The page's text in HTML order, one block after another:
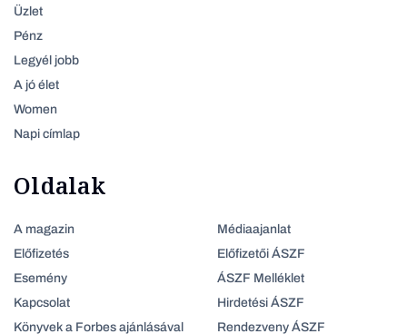
Üzlet
Pénz
Legyél jobb
A jó élet
Women
Napi címlap
Oldalak
A magazin
Előfizetés
Esemény
Kapcsolat
Könyvek a Forbes ajánlásával
Médiaajanlat
Előfizetői ÁSZF
ÁSZF Melléklet
Hirdetési ÁSZF
Rendezveny ÁSZF